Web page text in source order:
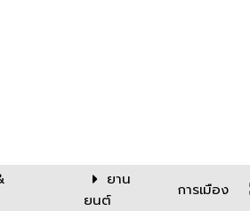
ยาน
ยนต์
การเมือง